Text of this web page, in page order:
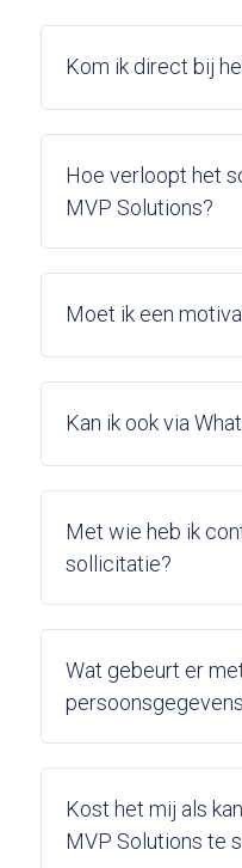
Kom ik direct bij
Hoe verloopt het
MVP Solutions?
Moet ik een
Kan ik ook via
Met wie heb ik
sollicitatie?
Wat gebeurt er
Kost het mij als
MVP Solutions te